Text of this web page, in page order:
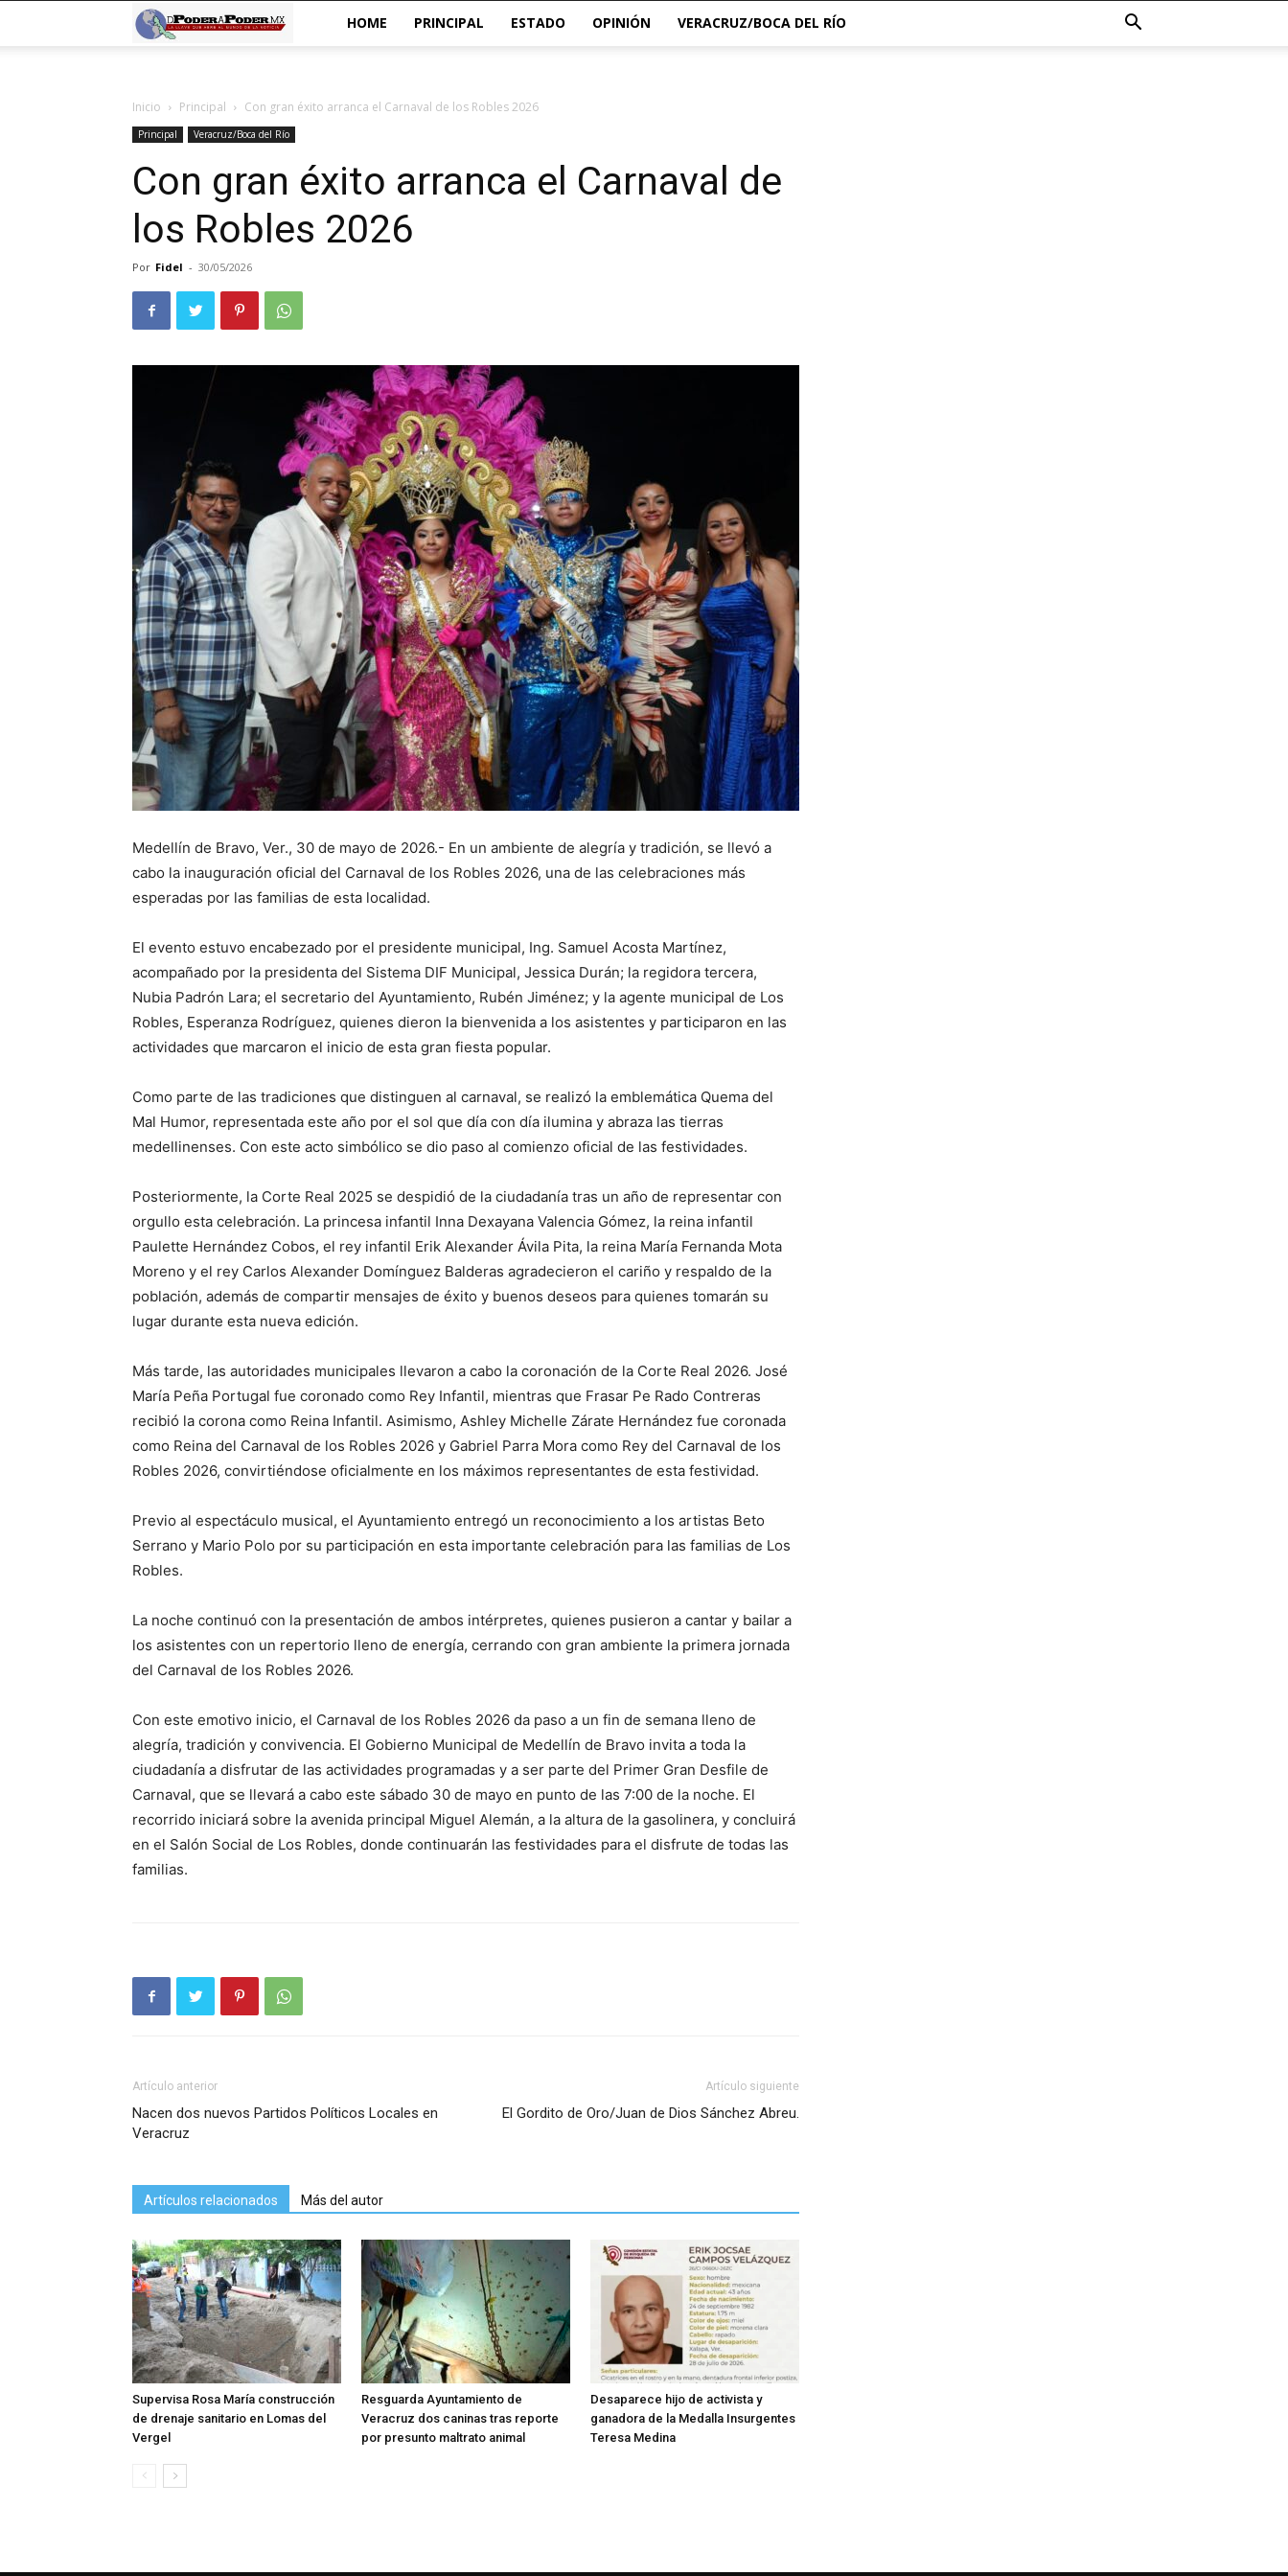
a
HOME PRINCIPAL ESTADO OPINIÓN VERACRUZ/BOCA DEL RÍO
Inicio Principal Con gran éxito arranca el Carnaval de los Robles 2026
Principal Veracruz/Boca del Río
Con gran éxito arranca el Carnaval de
los Robles 2026
Por Fidel - 30/05/2026
Medellín de Bravo, Ver., 30 de mayo de 2026.- En un ambiente de alegría y tradición, se llevó a
cabo la inauguración oficial del Carnaval de los Robles 2026, una de las celebraciones más
esperadas por las familias de esta localidad.
El evento estuvo encabezado por el presidente municipal, Ing. Samuel Acosta Martínez,
acompañado por la presidenta del Sistema DIF Municipal, Jessica Durán; la regidora tercera,
Nubia Padrón Lara; el secretario del Ayuntamiento, Rubén Jiménez; y la agente municipal de Los
Robles, Esperanza Rodríguez, quienes dieron la bienvenida a los asistentes y participaron en las
actividades que marcaron el inicio de esta gran fiesta popular.
Como parte de las tradiciones que distinguen al carnaval, se realizó la emblemática Quema del
Mal Humor, representada este año por el sol que día con día ilumina y abraza las tierras
medellinenses. Con este acto simbólico se dio paso al comienzo oficial de las festividades.
Posteriormente, la Corte Real 2025 se despidió de la ciudadanía tras un año de representar con
orgullo esta celebración. La princesa infantil Inna Dexayana Valencia Gómez, la reina infantil
Paulette Hernández Cobos, el rey infantil Erik Alexander Ávila Pita, la reina María Fernanda Mota
Moreno y el rey Carlos Alexander Domínguez Balderas agradecieron el cariño y respaldo de la
población, además de compartir mensajes de éxito y buenos deseos para quienes tomarán su
lugar durante esta nueva edición.
Más tarde, las autoridades municipales llevaron a cabo la coronación de la Corte Real 2026. José
María Peña Portugal fue coronado como Rey Infantil, mientras que Frasar Pe Rado Contreras
recibió la corona como Reina Infantil. Asimismo, Ashley Michelle Zárate Hernández fue coronada
como Reina del Carnaval de los Robles 2026 y Gabriel Parra Mora como Rey del Carnaval de los
Robles 2026, convirtiéndose oficialmente en los máximos representantes de esta festividad.
Previo al espectáculo musical, el Ayuntamiento entregó un reconocimiento a los artistas Beto
Serrano y Mario Polo por su participación en esta importante celebración para las familias de Los
Robles.
La noche continuó con la presentación de ambos intérpretes, quienes pusieron a cantar y bailar a
los asistentes con un repertorio lleno de energía, cerrando con gran ambiente la primera jornada
del Carnaval de los Robles 2026.
Con este emotivo inicio, el Carnaval de los Robles 2026 da paso a un fin de semana lleno de
alegría, tradición y convivencia. El Gobierno Municipal de Medellín de Bravo invita a toda la
ciudadanía a disfrutar de las actividades programadas y a ser parte del Primer Gran Desfile de
Carnaval, que se llevará a cabo este sábado 30 de mayo en punto de las 7:00 de la noche. El
recorrido iniciará sobre la avenida principal Miguel Alemán, a la altura de la gasolinera, y concluirá
en el Salón Social de Los Robles, donde continuarán las festividades para el disfrute de todas las
familias.
Artículo anterior
Nacen dos nuevos Partidos Políticos Locales en
Veracruz
Artículo siguiente
El Gordito de Oro/Juan de Dios Sánchez Abreu.
Artículos relacionados Más del autor
Supervisa Rosa María construcción
de drenaje sanitario en Lomas del
Vergel
Resguarda Ayuntamiento de
Veracruz dos caninas tras reporte
por presunto maltrato animal
Desaparece hijo de activista y
ganadora de la Medalla Insurgentes
Teresa Medina